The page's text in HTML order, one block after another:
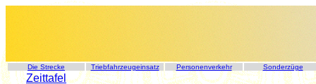
Die Strecke Triebfahrzeugeinsatz Personenverkehr Sonderzüge
Zeittafel